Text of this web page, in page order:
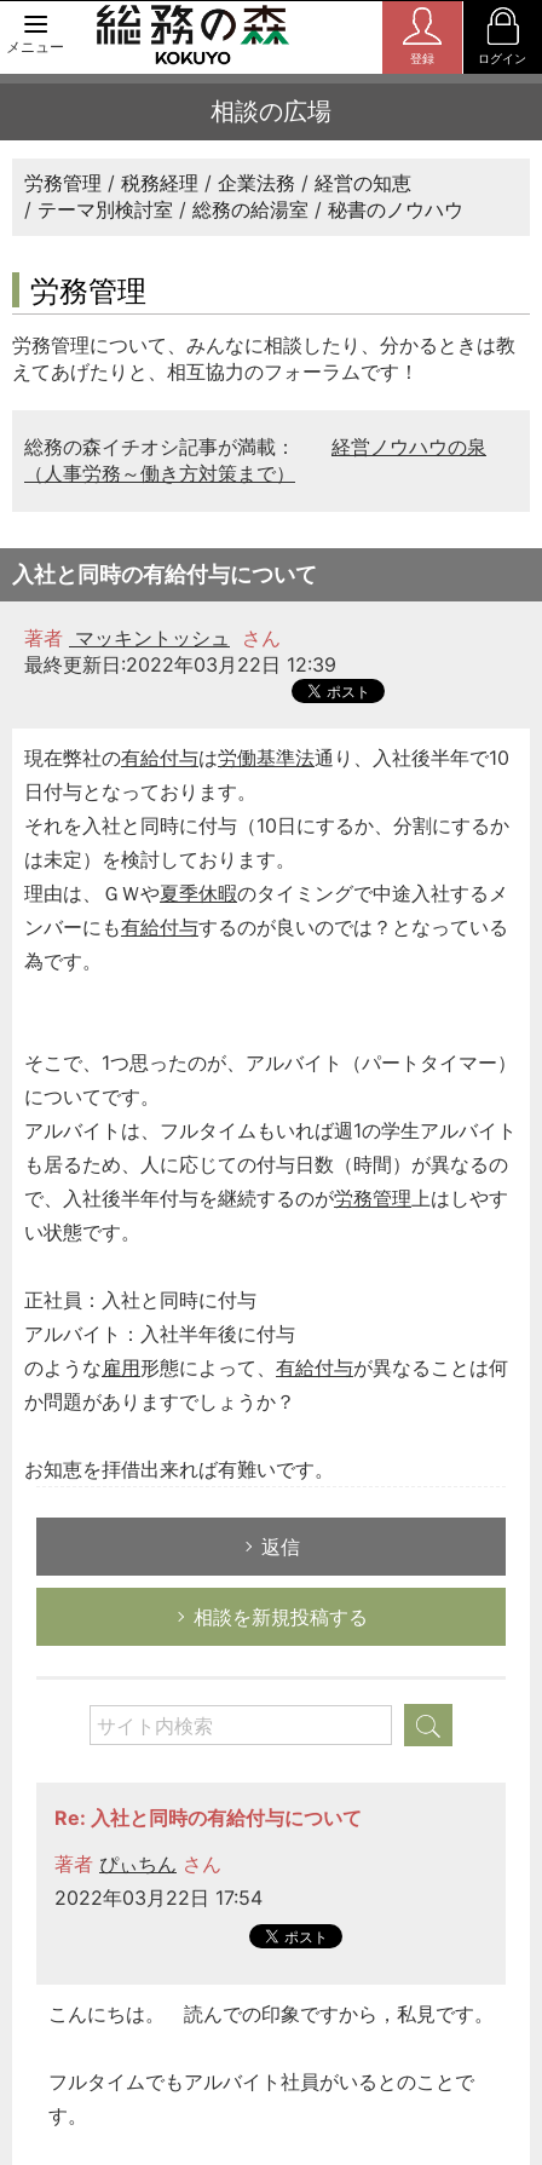
メニュー
登録 ログイン
相談の広場
労務管理 税務経理 企業法務
経営の知恵
テーマ別検討室
総務の給湯室 秘書のノウハウ
労務管理
労務管理について、みんなに相談したり、分かるときは教
えてあげたりと、相互協力のフォーラムです！
総務の森イチオシ記事が満載：
経営ノウハウの泉
（人事労務～働き方対策まで）
入社と同時の有給付与について
著者 マッキントッシュ
さん
最終更新日:2022年03月22日 12:39
現在弊社の有給付与は労働基準法通り、入社後半年で10
日付与となっております。
それを入社と同時に付与（10日にするか、分割にするか
は未定）を検討しております。
理由は、ＧＷや夏季休暇のタイミングで中途入社するメ
ンバーにも有給付与するのが良いのでは？となっている
為です。
そこで、1つ思ったのが、アルバイト（パートタイマー）
についてです。
アルバイトは、フルタイムもいれば週1の学生アルバイト
も居るため、人に応じての付与日数（時間）が異なるの
で、入社後半年付与を継続するのが労務管理上はしやす
い状態です。
正社員：入社と同時に付与
アルバイト：入社半年後に付与
のような雇用形態によって、 有給付与が異なることは何
か問題がありますでしょうか？
お知恵を拝借出来れば有難いです。
返信
相談を新規投稿する
Re: 入社と同時の有給付与について
著者 ぴぃちん さん
2022年03月22日 17:54
こんにちは。 読んでの印象ですから，私見です。
フルタイムでもアルバイト社員がいるとのことで
す。